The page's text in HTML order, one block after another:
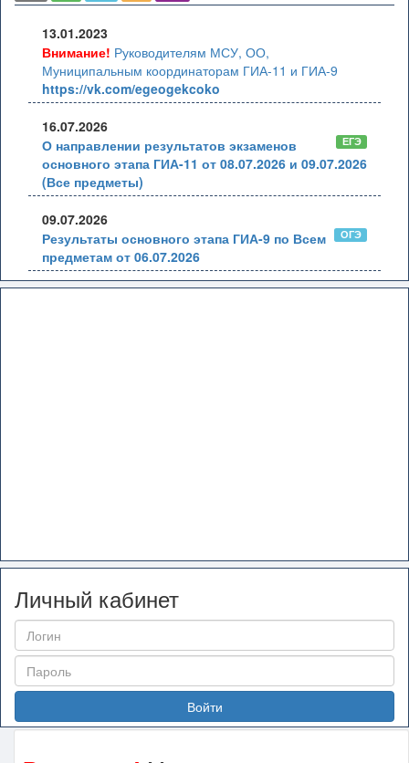
13.01.2023
Внимание! Руководителям МСУ, ОО,
Муниципальным координаторам ГИА-11 и ГИА-9
https://vk.com/egeogekcoko
16.07.2026
ЕГЭ
О направлении результатов экзаменов
основного этапа ГИА-11 от 08.07.2026 и 09.07.2026
(Все предметы)
09.07.2026
ОГЭ
Результаты основного этапа ГИА-9 по Всем
предметам от 06.07.2026
Личный кабинет
Войти